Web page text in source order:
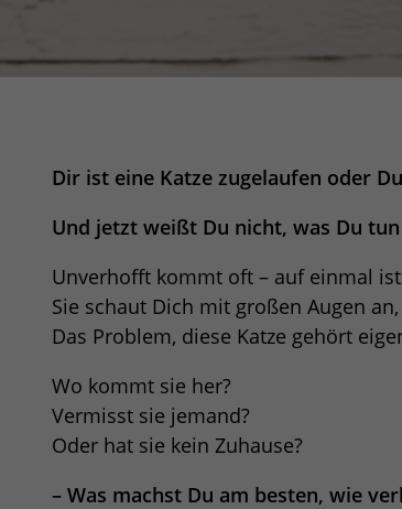
Dir ist eine Katze zugelaufen oder
Und jetzt weißt Du nicht, was Du
Unverhofft kommt oft – auf einmal
Sie schaut Dich mit großen Augen
Das Problem, diese Katze gehört
Wo kommt sie her?
Vermisst sie jemand?
Oder hat sie kein Zuhause?
– Was machst Du am besten, wie